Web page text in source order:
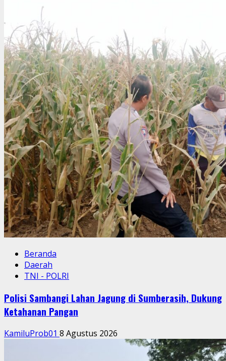
Beranda
Daerah
TNI - POLRI
Polisi Sambangi Lahan Jagung di Sumberasih, Dukung
Ketahanan Pangan
KamiluProb01 8 Agustus 2026